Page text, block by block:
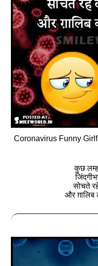
Coronavirus Funny
कुछ
सोचते
और ग़ालिब